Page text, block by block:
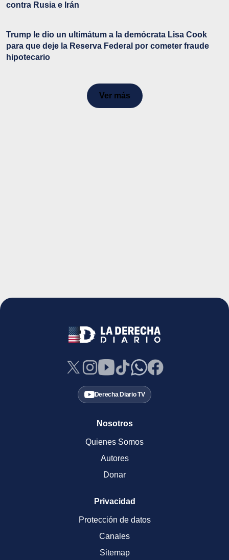
contra Rusia e Irán
Trump le dio un ultimátum a la demócrata Lisa Cook
para que deje la Reserva Federal por cometer fraude
hipotecario
Ver más
Derecha Diario TV
Nosotros
Quienes Somos
Autores
Donar
Privacidad
Protección de datos
Canales
Sitemap